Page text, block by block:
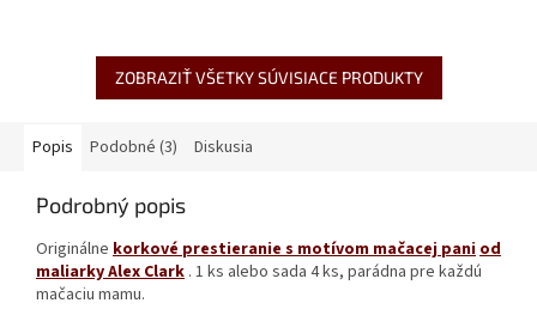
ZOBRAZIŤ VŠETKY SÚVISIACE PRODUKTY
Popis Podobné (3) Diskusia
Podrobný popis
Originálne korkové prestieranie s motívom mačacej paniod
maliarky Alex Clark . 1 ks alebo sada 4 ks, parádna pre každú
mačaciu mamu.